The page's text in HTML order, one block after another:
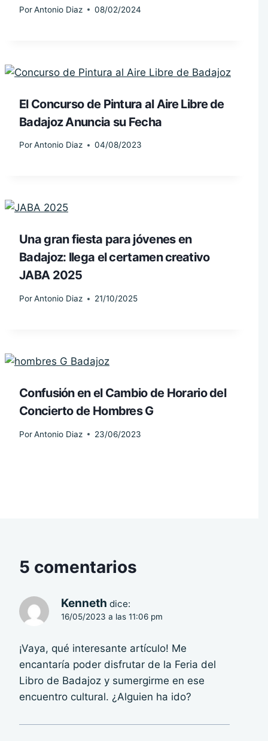
PorAntonio Diaz 08/02/2024
El Concurso de Pintura al Aire Libre de
Badajoz Anuncia su Fecha
PorAntonio Diaz 04/08/2023
Una gran fiesta para jóvenes en
Badajoz: llega el certamen creativo
JABA 2025
PorAntonio Diaz 21/10/2025
Confusión en el Cambio de Horario del
Concierto de Hombres G
PorAntonio Diaz 23/06/2023
5 comentarios
Kenneth dice:
16/05/2023 a las 11:06 pm
¡Vaya, qué interesante artículo! Me
encantaría poder disfrutar de la Feria del
Libro de Badajoz y sumergirme en ese
encuentro cultural. ¿Alguien ha ido?